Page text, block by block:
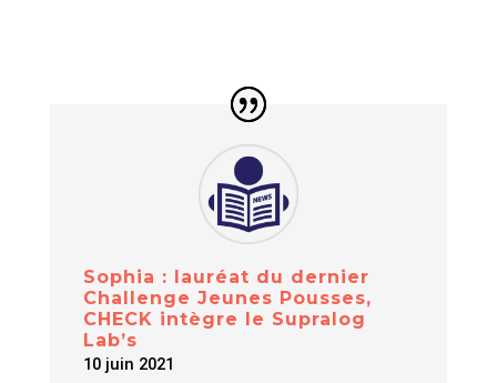
Sophia : lauréat du dernier
Challenge Jeunes Pousses,
CHECK intègre le Supralog
Lab’s
10 juin 2021